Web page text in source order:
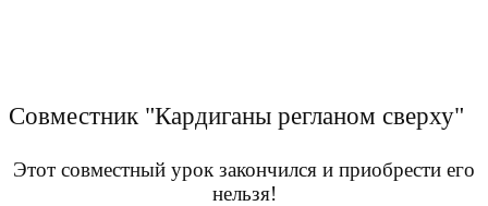
Совместник "Кардиганы регланом сверху"
Этот совместный урок закончился и приобрести его
нельзя!